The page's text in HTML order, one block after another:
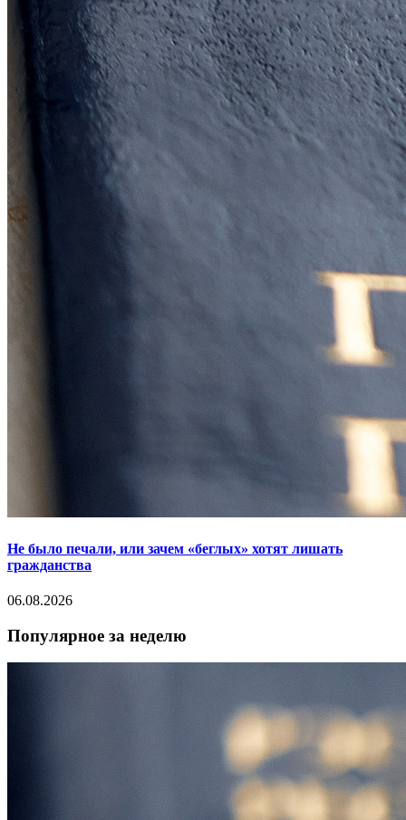
Не было печали, или зачем «беглых» хотят лишать
гражданства
06.08.2026
Популярное за неделю